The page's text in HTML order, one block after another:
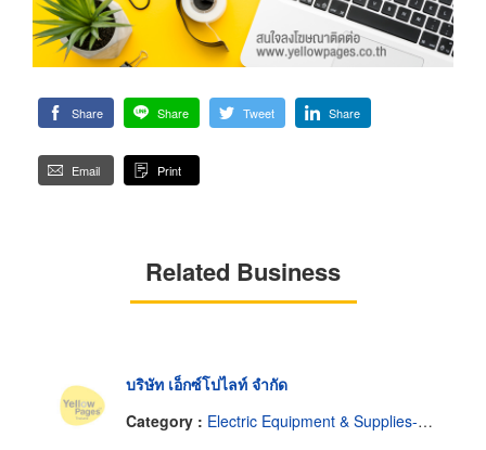
Share Share Tweet Share
Email Print
Related Business
บริษัท เอ็กซ์โปไลท์ จำกัด
Category : Electric Equipment & Supplies-Renting